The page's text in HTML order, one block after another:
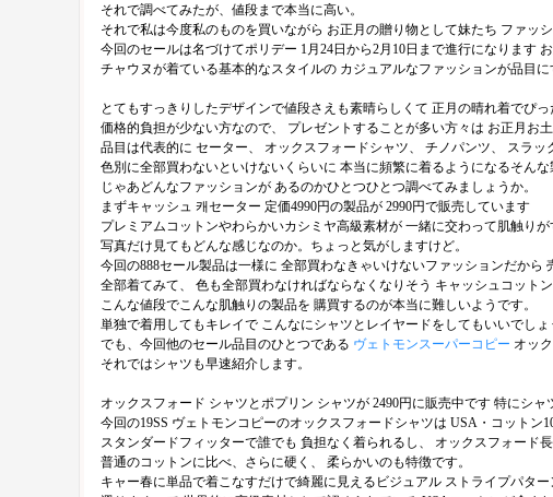
それで調べてみたが、値段まで本当に高い。
それで私は今度私のものを買いながら お正月の贈り物として妹たち ファッ
今回のセールは名づけてポリデー 1月24日から2月10日まで進行になります
チャウヌが着ている基本的なスタイルの カジュアルなファッションが品目に
とてもすっきりしたデザインで値段さえも素晴らしくて 正月の晴れ着でぴっ
価格的負担が少ない方なので、 プレゼントすることが多い方々は お正月お
品目は代表的に セーター、 オックスフォードシャツ、 チノパンツ、 スラ
色別に全部買わないといけないくらいに 本当に頻繁に着るようになるそんな
じゃあどんなファッションが あるのかひとつひとつ調べてみましょうか。
まずキャッシュ 캐セーター 定価4990円の製品が 2990円で販売しています
プレミアムコットンやわらかいカシミヤ高級素材が 一緒に交わって肌触り
写真だけ見てもどんな感じなのか。ちょっと気がしますけど。
今回の888セール製品は一様に 全部買わなきゃいけないファッションだから
全部着てみて、 色も全部買わなければならなくなりそう キャッシュコット
こんな値段でこんな肌触りの製品を 購買するのが本当に難しいようです。
単独で着用してもキレイで こんなにシャツとレイヤードをしてもいいでしょ
でも、今回他のセール品目のひとつである ヴェトモンスーパーコピー オッ
それではシャツも早速紹介します。
オックスフォード シャツとポプリン シャツが 2490円に販売中です 特にシ
今回の19SS ヴェトモンコピーのオックスフォードシャツは USA・コットン
スタンダードフィッターで誰でも 負担なく着られるし、 オックスフォード
普通のコットンに比べ、さらに硬く、 柔らかいのも特徴です。
キャー春に単品で着こなすだけで綺麗に見えるビジュアル ストライプパタ